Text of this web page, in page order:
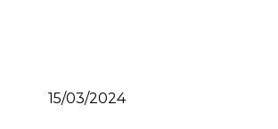
15/03/2024